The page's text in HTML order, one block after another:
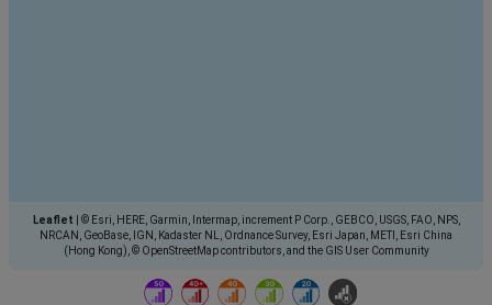
Leaflet
© Esri, HERE, Garmin, Intermap, increment P Corp., GEBCO, USGS, FAO, NPS,
NRCAN, GeoBase, IGN, Kadaster NL, Ordnance Survey, Esri Japan, METI, Esri China
(Hong Kong), © OpenStreetMap contributors, and the GIS User Community